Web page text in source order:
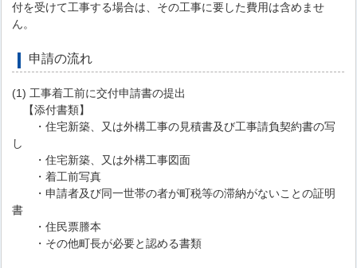
付を受けて工事する場合は、その工事に要した費用は含めませ
ん。
申請の流れ
(1) 工事着工前に交付申請書の提出
【添付書類】
・住宅新築、又は外構工事の見積書及び工事請負契約書の写
し
・住宅新築、又は外構工事図面
・着工前写真
・申請者及び同一世帯の者が町税等の滞納がないことの証明
書
・住民票謄本
・その他町長が必要と認める書類